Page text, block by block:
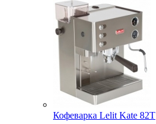
Кофеварка Lelit Kate 82T